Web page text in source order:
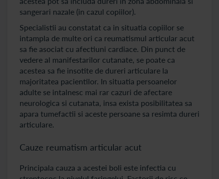
sangerari nazale (in cazul copiilor).
Specialistii au constatat ca in situatia copiilor se
intampla de multe ori ca reumatismul articular acut
sa fie asociat cu afectiuni cardiace. Din punct de
vedere al manifestarilor cutanate, se poate ca
acestea sa fie insotite de dureri articulare la
majoritatea pacientilor. In situatia persoanelor
adulte se intalnesc mai rar cazuri de afectare
neurologica si cutanata, insa exista posibilitatea sa
apara tumefactii si aceste persoane sa resimta dureri
articulare.
Cauze reumatism articular acut
Principala cauza a acestei boli este infectia cu